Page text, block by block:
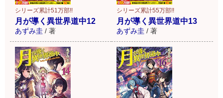
シリーズ累計51万部!!
月が導く異世界道中12
あずみ圭 / 著
シリーズ累計55万部!!
月が導く異世界道中13
あずみ圭 / 著